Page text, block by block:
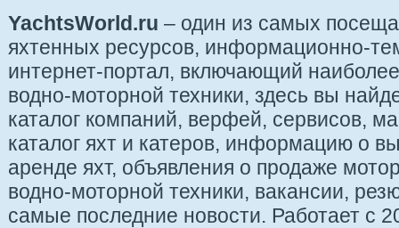
YachtsWorld.ru – один из самых
яхтенных ресурсов, информационно-
интернет-портал, включающий
водно-моторной техники, здесь вы
каталог компаний, верфей, сервисов,
каталог яхт и катеров, информацию о
аренде яхт, объявления о продаже
водно-моторной техники, вакансии,
самые последние новости. Работает с